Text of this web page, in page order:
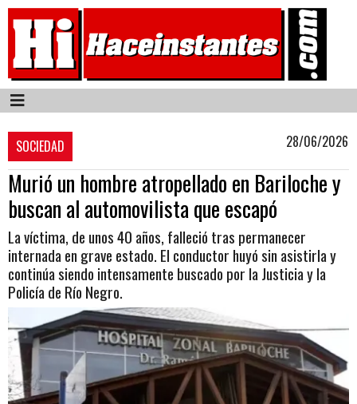
SOCIEDAD 28/06/2026
Murió un hombre atropellado en Bariloche y
buscan al automovilista que escapó
La víctima, de unos 40 años, falleció tras permanecer
internada en grave estado. El conductor huyó sin asistirla y
continúa siendo intensamente buscado por la Justicia y la
Policía de Río Negro.